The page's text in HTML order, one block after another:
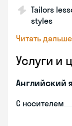
Tailors
styles
Читать дальше
Услуги и
Английский
С носителем